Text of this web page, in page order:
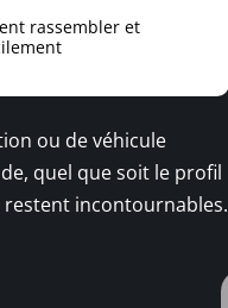
rassembler et
ou de véhicule
quel que soit le profil
restent incontournables.